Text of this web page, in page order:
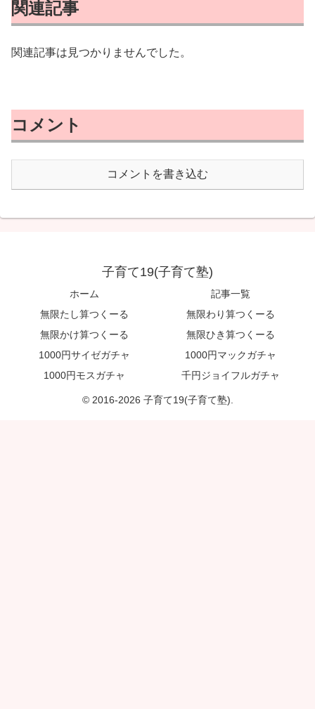
関連記事
関連記事は見つかりませんでした。
コメント
コメントを書き込む
子育て19(子育て塾)
ホーム
記事一覧
無限たし算つくーる
無限わり算つくーる
無限かけ算つくーる
無限ひき算つくーる
1000円サイゼガチャ
1000円マックガチャ
1000円モスガチャ
千円ジョイフルガチャ
© 2016-2026 子育て19(子育て塾).